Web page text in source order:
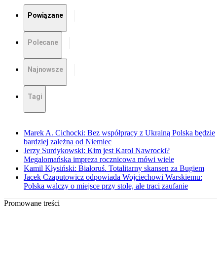
Powiązane
Polecane
Najnowsze
Tagi
Marek A. Cichocki: Bez współpracy z Ukrainą Polska będzie
bardziej zależna od Niemiec
Jerzy Surdykowski: Kim jest Karol Nawrocki?
Megalomańska impreza rocznicowa mówi wiele
Kamil Kłysiński: Białoruś. Totalitarny skansen za Bugiem
Jacek Czaputowicz odpowiada Wojciechowi Warskiemu:
Polska walczy o miejsce przy stole, ale traci zaufanie
Promowane treści